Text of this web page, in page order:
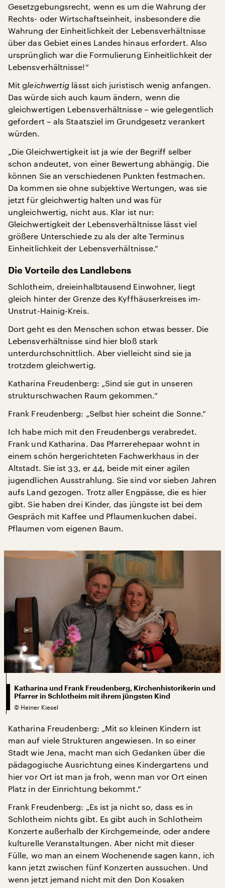
Gesetzgebungsrecht, wenn es um die Wahrung der
Rechts- oder Wirtschaftseinheit, insbesondere die
Wahrung der Einheitlichkeit der Lebensverhältnisse
über das Gebiet eines Landes hinaus erfordert. Also
ursprünglich war die Formulierung Einheitlichkeit der
Lebensverhältnisse!“
Mit gleichwertig lässt sich juristisch wenig anfangen.
Das würde sich auch kaum ändern, wenn die
gleichwertigen Lebensverhältnisse – wie gelegentlich
gefordert – als Staatsziel im Grundgesetz verankert
würden.
„Die Gleichwertigkeit ist ja wie der Begriff selber
schon andeutet, von einer Bewertung abhängig. Die
können Sie an verschiedenen Punkten festmachen.
Da kommen sie ohne subjektive Wertungen, was sie
jetzt für gleichwertig halten und was für
ungleichwertig, nicht aus. Klar ist nur:
Gleichwertigkeit der Lebensverhältnisse lässt viel
größere Unterschiede zu als der alte Terminus
Einheitlichkeit der Lebensverhältnisse.“
Die Vorteile des Landlebens
Schlotheim, dreieinhalbtausend Einwohner, liegt
gleich hinter der Grenze des Kyffhäuserkreises im-
Unstrut-Hainig-Kreis.
Dort geht es den Menschen schon etwas besser. Die
Lebensverhältnisse sind hier bloß stark
unterdurchschnittlich. Aber vielleicht sind sie ja
trotzdem gleichwertig.
Katharina Freudenberg: „Sind sie gut in unseren
strukturschwachen Raum gekommen.“
Frank Freudenberg: „Selbst hier scheint die Sonne.“
Ich habe mich mit den Freudenbergs verabredet.
Frank und Katharina. Das Pfarrerehepaar wohnt in
einem schön hergerichteten Fachwerkhaus in der
Altstadt. Sie ist 33, er 44, beide mit einer agilen
jugendlichen Ausstrahlung. Sie sind vor sieben Jahren
aufs Land gezogen. Trotz aller Engpässe, die es hier
gibt. Sie haben drei Kinder, das jüngste ist bei dem
Gespräch mit Kaffee und Pflaumenkuchen dabei.
Pflaumen vom eigenen Baum.
Katharina und Frank Freudenberg, Kirchenhistorikerin und
Pfarrer in Schlotheim mit ihrem jüngsten Kind
© Heiner Kiesel
Katharina Freudenberg: „Mit so kleinen Kindern ist
man auf viele Strukturen angewiesen. In so einer
Stadt wie Jena, macht man sich Gedanken über die
pädagogische Ausrichtung eines Kindergartens und
hier vor Ort ist man ja froh, wenn man vor Ort einen
Platz in der Einrichtung bekommt.“
Frank Freudenberg: „Es ist ja nicht so, dass es in
Schlotheim nichts gibt. Es gibt auch in Schlotheim
Konzerte außerhalb der Kirchgemeinde, oder andere
kulturelle Veranstaltungen. Aber nicht mit dieser
Fülle, wo man an einem Wochenende sagen kann, ich
kann jetzt zwischen fünf Konzerten aussuchen. Und
wenn jetzt jemand nicht mit den Don Kosaken